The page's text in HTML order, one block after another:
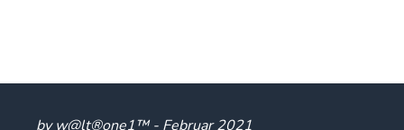
by w@lt®one1™ - Februar 2021